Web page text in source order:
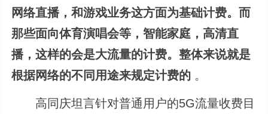
网络直播，和游戏业务这方面为基础计费。而
那些面向体育演唱会等，智能家庭，高清直
播，这样的会是大流量的计费。整体来说就是
根据网络的不同用途来规定计费的 。
高同庆坦言针对普通用户的5G流量收费目